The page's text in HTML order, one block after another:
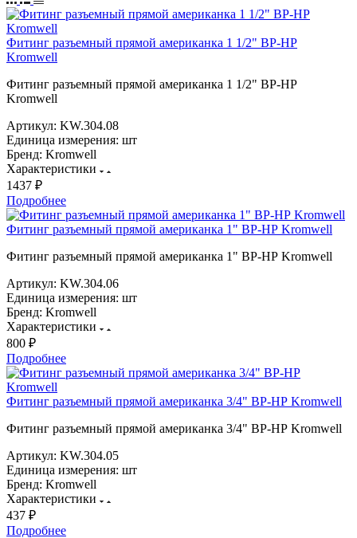
Фитинг разъемный прямой американка 1 1/2" ВР-НР
Kromwell
Фитинг разъемный прямой американка 1 1/2" ВР-НР
Kromwell
Артикул: KW.304.08
Единица измерения: шт
Бренд: Kromwell
Характеристики
1437 ₽
Подробнее
Фитинг разъемный прямой американка 1" ВР-НР Kromwell
Фитинг разъемный прямой американка 1" ВР-НР Kromwell
Артикул: KW.304.06
Единица измерения: шт
Бренд: Kromwell
Характеристики
800 ₽
Подробнее
Фитинг разъемный прямой американка 3/4" ВР-НР Kromwell
Фитинг разъемный прямой американка 3/4" ВР-НР Kromwell
Артикул: KW.304.05
Единица измерения: шт
Бренд: Kromwell
Характеристики
437 ₽
Подробнее